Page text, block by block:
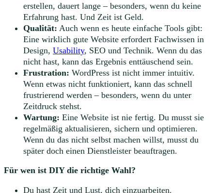
erstellen, dauert lange – besonders, wenn du keine
Erfahrung hast. Und Zeit ist Geld.
Qualität: Auch wenn es heute einfache Tools gibt:
Eine wirklich gute Website erfordert Fachwissen in
Design, Usability, SEO und Technik. Wenn du das
nicht hast, kann das Ergebnis enttäuschend sein.
Frustration: WordPress ist nicht immer intuitiv.
Wenn etwas nicht funktioniert, kann das schnell
frustrierend werden – besonders, wenn du unter
Zeitdruck stehst.
Wartung: Eine Website ist nie fertig. Du musst sie
regelmäßig aktualisieren, sichern und optimieren.
Wenn du das nicht selbst machen willst, musst du
später doch einen Dienstleister beauftragen.
Für wen ist DIY die richtige Wahl?
Du hast Zeit und Lust, dich einzuarbeiten.